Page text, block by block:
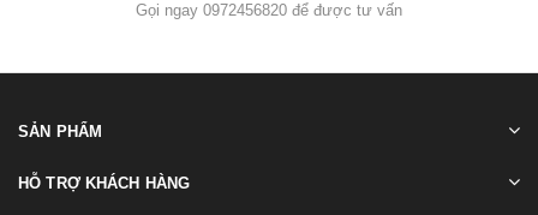
Gọi ngay 0972456820 để được tư vấn
SẢN PHẨM
HỖ TRỢ KHÁCH HÀNG